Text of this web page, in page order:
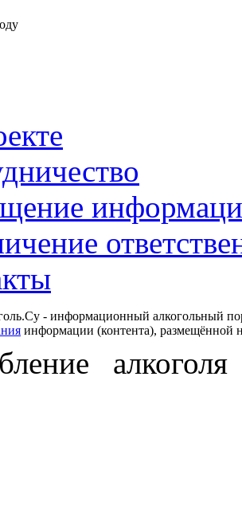
- информационный алкогольный
информации (контента), размещённой